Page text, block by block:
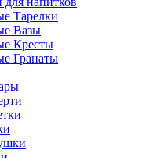
Тарелки
Вазы
Кресты
Гранаты